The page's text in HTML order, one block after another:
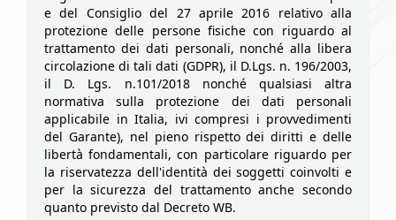
e del Consiglio del 27 aprile 2016 relativo alla
protezione delle persone fisiche con riguardo al
trattamento dei dati personali, nonché alla libera
circolazione di tali dati (GDPR), il D.Lgs. n. 196/2003,
il D. Lgs. n.101/2018 nonché qualsiasi altra
normativa sulla protezione dei dati personali
applicabile in Italia, ivi compresi i provvedimenti
del Garante), nel pieno rispetto dei diritti e delle
libertà fondamentali, con particolare riguardo per
la riservatezza dell'identità dei soggetti coinvolti e
per la sicurezza del trattamento anche secondo
quanto previsto dal Decreto WB.